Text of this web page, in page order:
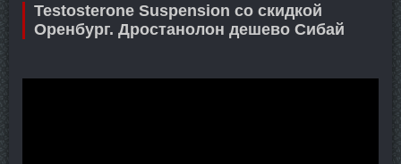
Testosterone Suspension со скидкой
Оренбург. Дростанолон дешево Сибай